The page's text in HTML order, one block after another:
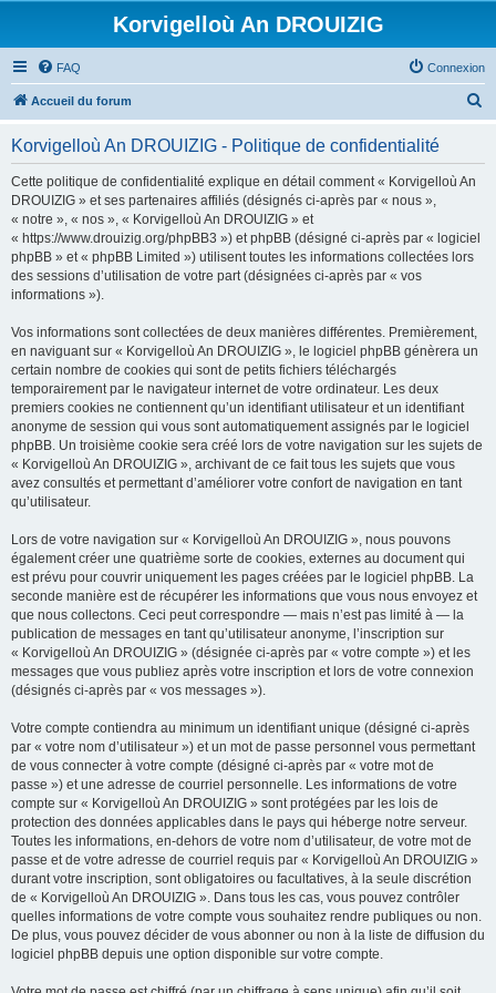
Korvigelloù An DROUIZIG
FAQ Connexion
Accueil du forum
Korvigelloù An DROUIZIG - Politique de confidentialité
Cette politique de confidentialité explique en détail comment « Korvigelloù An
DROUIZIG » et ses partenaires affiliés (désignés ci-après par « nous »,
« notre », « nos », « Korvigelloù An DROUIZIG » et
« https://www.drouizig.org/phpBB3 ») et phpBB (désigné ci-après par « logiciel
phpBB » et « phpBB Limited ») utilisent toutes les informations collectées lors
des sessions d’utilisation de votre part (désignées ci-après par « vos
informations »).
Vos informations sont collectées de deux manières différentes. Premièrement,
en naviguant sur « Korvigelloù An DROUIZIG », le logiciel phpBB génèrera un
certain nombre de cookies qui sont de petits fichiers téléchargés
temporairement par le navigateur internet de votre ordinateur. Les deux
premiers cookies ne contiennent qu’un identifiant utilisateur et un identifiant
anonyme de session qui vous sont automatiquement assignés par le logiciel
phpBB. Un troisième cookie sera créé lors de votre navigation sur les sujets de
« Korvigelloù An DROUIZIG », archivant de ce fait tous les sujets que vous
avez consultés et permettant d’améliorer votre confort de navigation en tant
qu’utilisateur.
Lors de votre navigation sur « Korvigelloù An DROUIZIG », nous pouvons
également créer une quatrième sorte de cookies, externes au document qui
est prévu pour couvrir uniquement les pages créées par le logiciel phpBB. La
seconde manière est de récupérer les informations que vous nous envoyez et
que nous collectons. Ceci peut correspondre — mais n’est pas limité à — la
publication de messages en tant qu’utilisateur anonyme, l’inscription sur
« Korvigelloù An DROUIZIG » (désignée ci-après par « votre compte ») et les
messages que vous publiez après votre inscription et lors de votre connexion
(désignés ci-après par « vos messages »).
Votre compte contiendra au minimum un identifiant unique (désigné ci-après
par « votre nom d’utilisateur ») et un mot de passe personnel vous permettant
de vous connecter à votre compte (désigné ci-après par « votre mot de
passe ») et une adresse de courriel personnelle. Les informations de votre
compte sur « Korvigelloù An DROUIZIG » sont protégées par les lois de
protection des données applicables dans le pays qui héberge notre serveur.
Toutes les informations, en-dehors de votre nom d’utilisateur, de votre mot de
passe et de votre adresse de courriel requis par « Korvigelloù An DROUIZIG »
durant votre inscription, sont obligatoires ou facultatives, à la seule discrétion
de « Korvigelloù An DROUIZIG ». Dans tous les cas, vous pouvez contrôler
quelles informations de votre compte vous souhaitez rendre publiques ou non.
De plus, vous pouvez décider de vous abonner ou non à la liste de diffusion du
logiciel phpBB depuis une option disponible sur votre compte.